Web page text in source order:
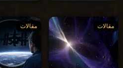
مقالات مقالات